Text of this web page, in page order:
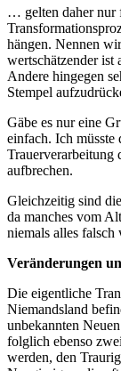
… gelten daher nur
hängen. Nennen
wertschätzender ist
Andere hingegen
Stempel
Gäbe es nur eine
einfach. Ich müsste
Trauerverarbeitung
aufbrechen.
Gleichzeitig sind
da manches vom
niemals alles falsch
Veränderungen
Die eigentliche
Niemandsland
unbekannten
folglich ebenso
werden, den